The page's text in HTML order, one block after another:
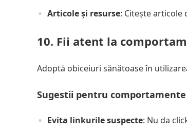
Articole și resurse: Citește articole
10. Fii atent la
Adoptă obiceiuri sănătoase în
Sugestii pentru
Evita linkurile suspecte: Nu da